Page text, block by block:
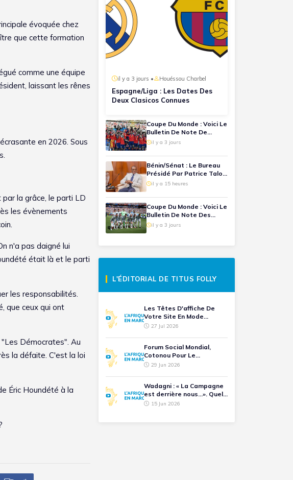
évoquée chez
que cette formation
comme une équipe
laissant les rênes
en 2026. Sous
la grâce, le parti LD
les évènements
n'a pas daigné lui
était là et le parti
les responsabilités.
que ceux qui ont
Démocrates". Au
la défaite. C'est la loi
Éric Houndété à la
il y a 3 jours • Houéssou Charbel
Espagne/Liga : Les Dates Des
Deux Clasicos Connues
Coupe Du Monde : Voici Le
Bulletin De Note De
Chaque Joueur Espagnol
Espagne-Argentine
il y a 3 jours
Bénin/Sénat : Le Bureau
Présidé Par Patrice Talon
Désormais Connu
il y a 15 heures
Coupe Du Monde : Voici Le
Bulletin De Note Des
Joueurs Argentins Lors
il y a 3 jours
L'ÉDITORIAL DE TITUS FOLLY
Les Têtes D'affiche De
Votre Site En Mode...
27 Jul 2026
Forum Social Mondial,
Cotonou Pour Le
Battement De Cœur D'une
29 Jun 2026
Wadagni : « La Campagne
est derrière nous...». Quel
Avenir Pour Les
15 Jun 2026